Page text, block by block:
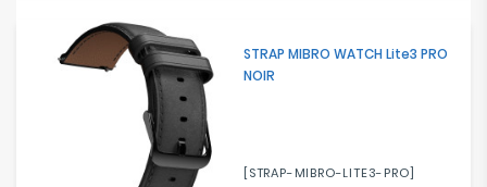
STRAP MIBRO WATCH Lite3 PRO
NOIR
[STRAP-MIBRO-LITE3-PRO]